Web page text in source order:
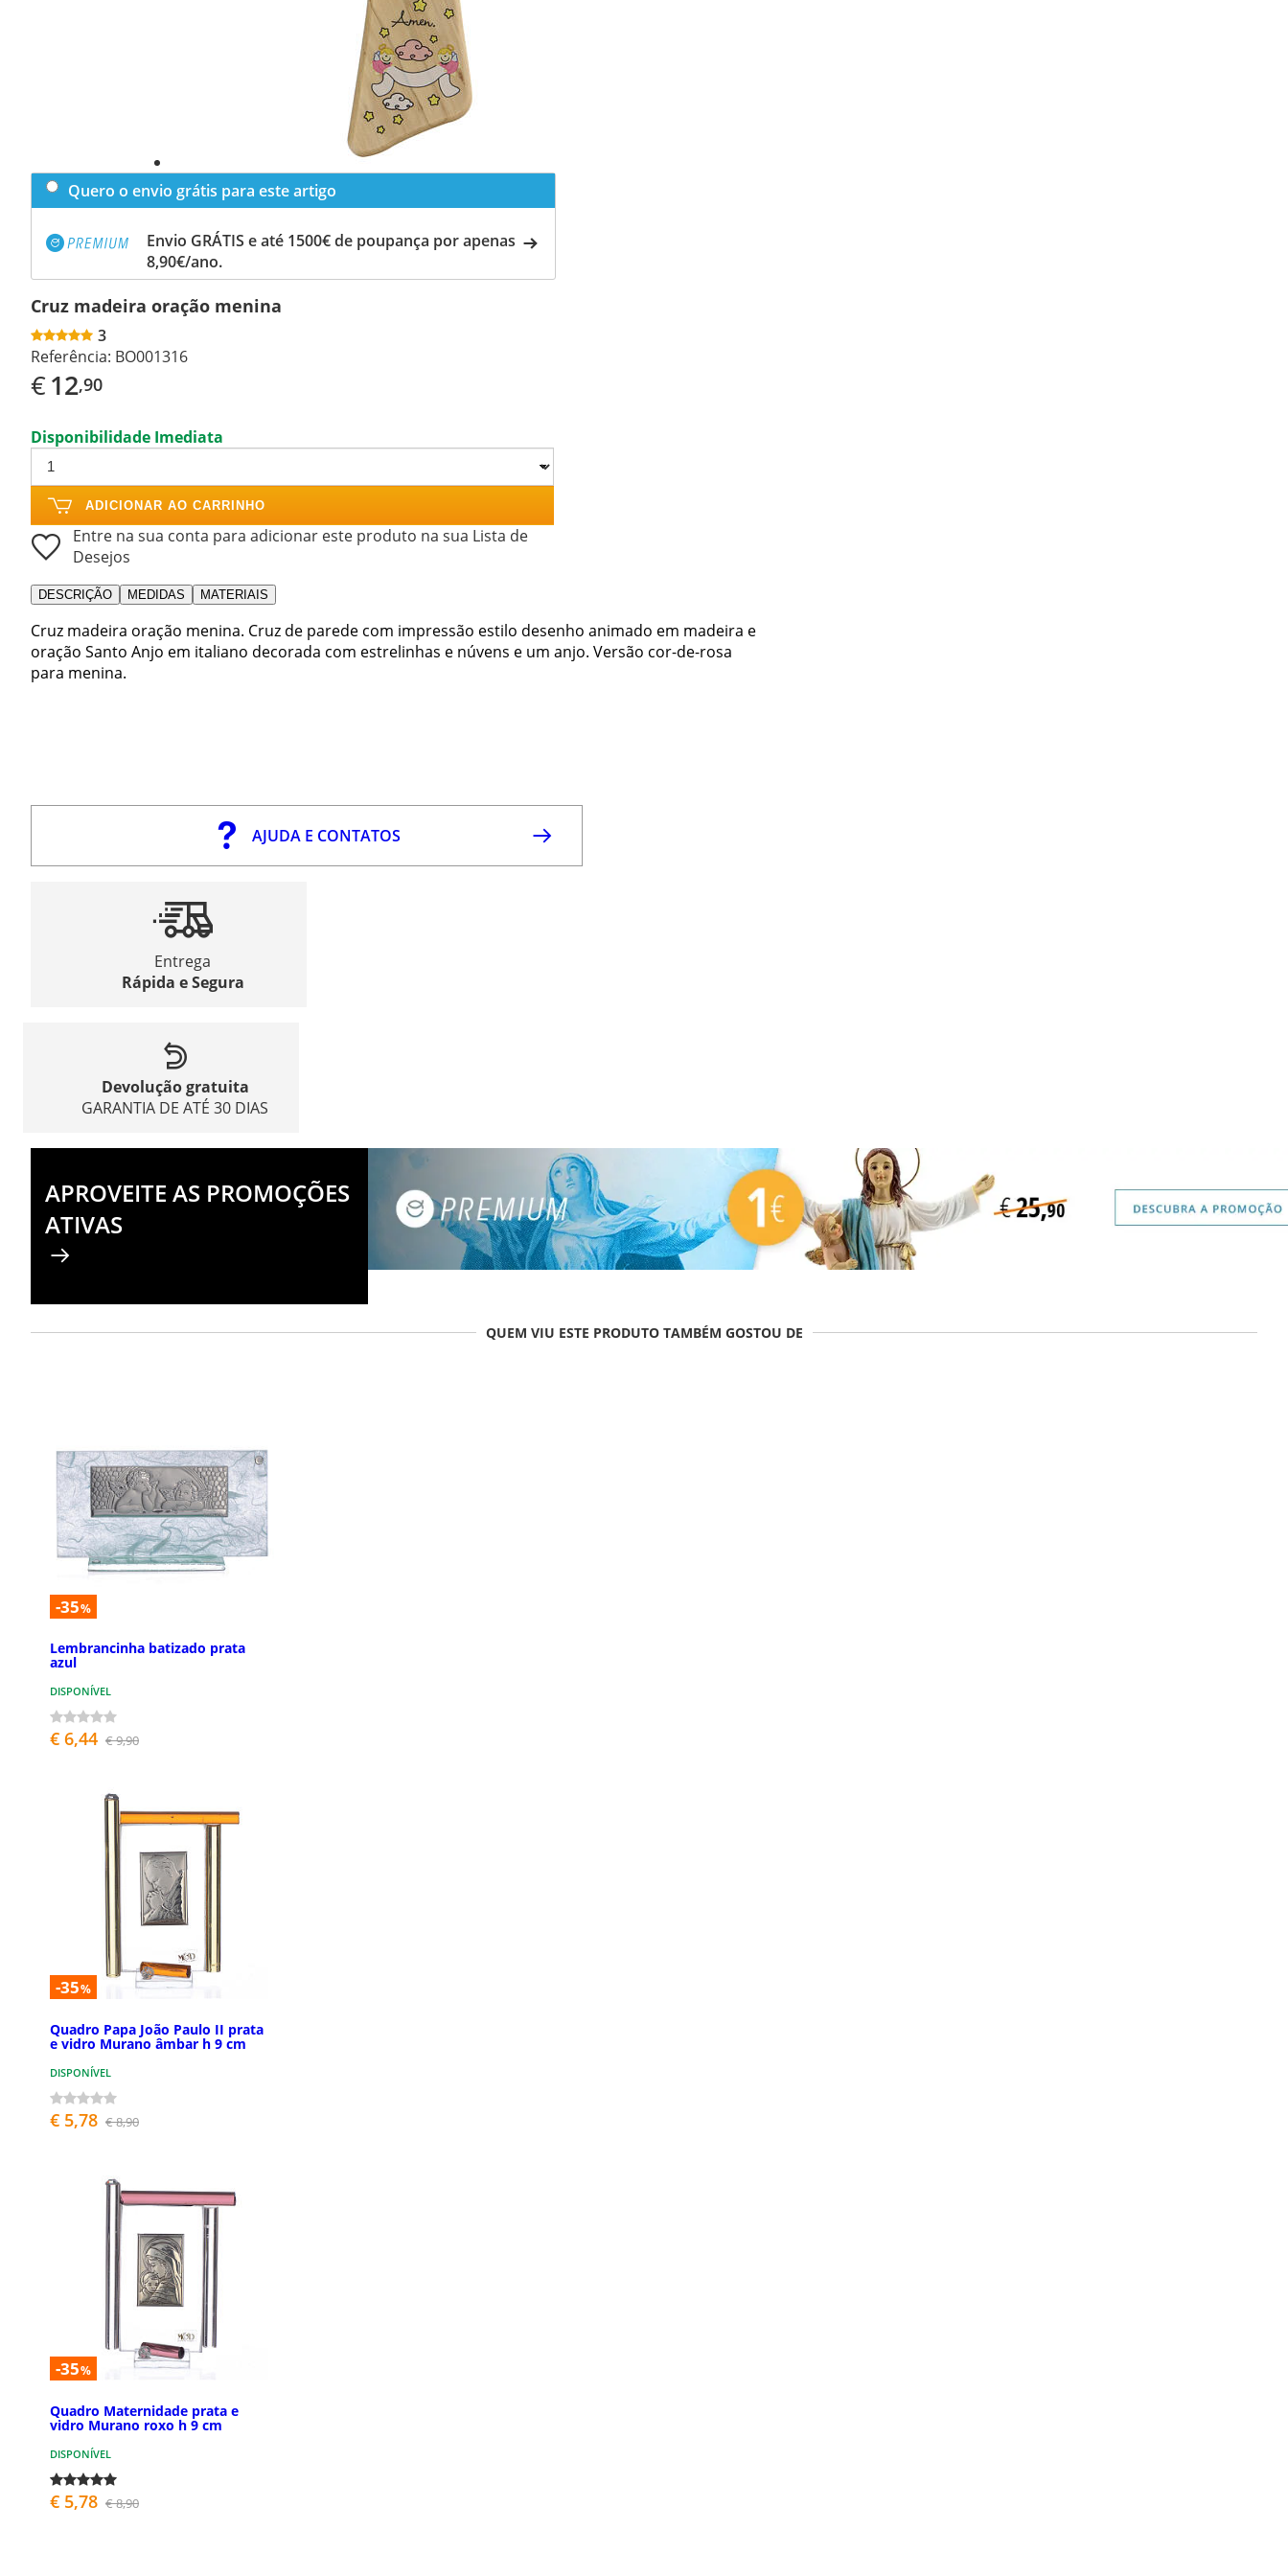
Quero o envio grátis para este artigo
Envio GRÁTIS e até 1500€ de poupança por apenas
8,90€/ano.
Cruz madeira oração menina
3
Referência: BO001316
€12,90
Disponibilidade Imediata
ADICIONAR AO CARRINHO
Entre na sua conta para adicionar este produto na sua Lista de
Desejos
DESCRIÇÃO MEDIDAS MATERIAIS
Cruz madeira oração menina. Cruz de parede com impressão estilo desenho animado em madeira e
oração Santo Anjo em italiano decorada com estrelinhas e núvens e um anjo. Versão cor-de-rosa
para menina.
AJUDA E CONTATOS
Entrega
Rápida e Segura
Devolução gratuita
GARANTIA DE ATÉ 30 DIAS
APROVEITE AS PROMOÇÕES
ATIVAS
QUEM VIU ESTE PRODUTO TAMBÉM GOSTOU DE
-35%
Lembrancinha batizado prata
azul
DISPONÍVEL
€ 6,44 € 9,90
-35%
Quadro Papa João Paulo II prata
e vidro Murano âmbar h 9 cm
DISPONÍVEL
€ 5,78 € 8,90
-35%
Quadro Maternidade prata e
vidro Murano roxo h 9 cm
DISPONÍVEL
€ 5,78 € 8,90